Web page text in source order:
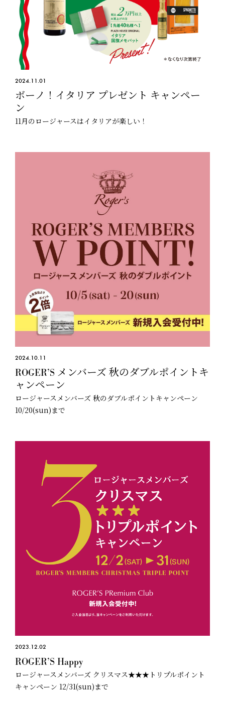
2024.11.01
ボーノ！イタリア プレゼント キャンペー
ン
11月のロージャースはイタリアが楽しい！
2024.10.11
ROGER’S メンバーズ 秋のダブルポイントキ
ャンペーン
ロージャースメンバーズ 秋のダブルポイントキャンペーン
10/20(sun)まで
2023.12.02
ROGER’S Happy
ロージャースメンバーズ クリスマス★★★トリプルポイント
キャンペーン 12/31(sun)まで